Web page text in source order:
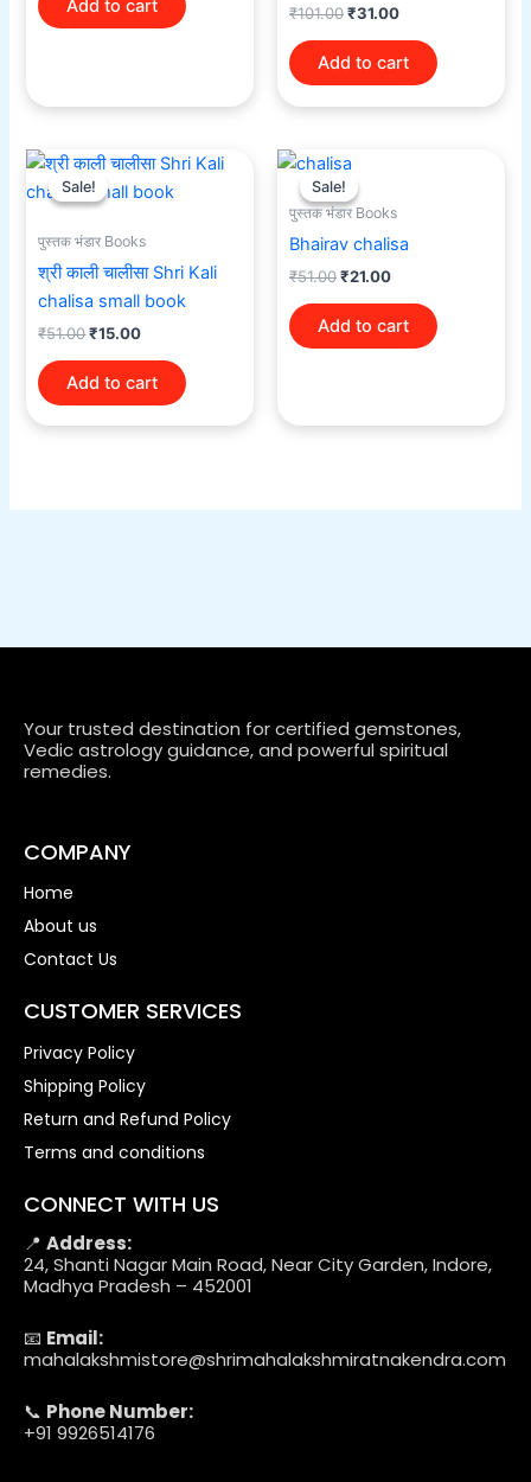
Add to cart ₹101.00₹31.00
Add to cart
Sale!
Sale!
पुस्तक भंडार Books
श्री काली चालीसा Shri Kali
chalisa small book
₹51.00
Original
price
was:
₹15.00
Current
is:
Add to cart
Sale!
Sale!
पुस्तक भंडार Books
Bhairav chalisa
₹51.00
Original
price
was:
₹51.00.
₹21.00
₹21.00.
Add to cart
Your trusted destination for certified gemstones,
Vedic astrology guidance, and powerful spiritual
remedies.
COMPANY
Home
About us
Contact Us
CUSTOMER SERVICES
Privacy Policy
Shipping Policy
Return and Refund Policy
Terms and conditions
CONNECT WITH US
📍 Address:
24, Shanti Nagar Main Road, Near City Garden, Indore,
Madhya Pradesh – 452001
📧 Email:
mahalakshmistore@shrimahalakshmiratnakendra.com
📞 Phone Number:
+91 9926514176